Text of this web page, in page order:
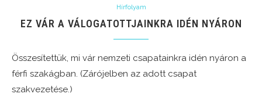
Hírfolyam
EZ VÁR A VÁLOGATOTTJAINKRA IDÉN NYÁRON
Összesítettük, mi vár nemzeti csapatainkra idén nyáron a
férfi szakágban. (Zárójelben az adott csapat
szakvezetése.)